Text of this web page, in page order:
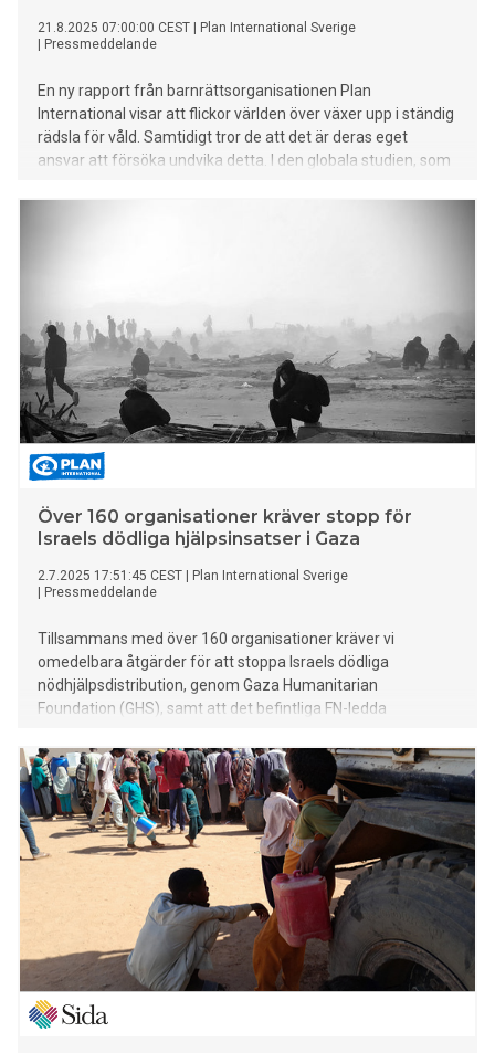
21.8.2025 07:00:00 CEST
Plan International Sverige
Pressmeddelande
En ny rapport från barnrättsorganisationen Plan
International visar att flickor världen över växer upp i ständig
rädsla för våld. Samtidigt tror de att det är deras eget
ansvar att försöka undvika detta. I den globala studien, som
Över 160 organisationer kräver stopp för
Israels dödliga hjälpsinsatser i Gaza
2.7.2025 17:51:45 CEST
Plan International Sverige
Pressmeddelande
Tillsammans med över 160 organisationer kräver vi
omedelbara åtgärder för att stoppa Israels dödliga
nödhjälpsdistribution, genom Gaza Humanitarian
Foundation (GHS), samt att det befintliga FN-ledda
israeliska regeringens blockad av hjälp och förnödenheter
omedelbart hävas.